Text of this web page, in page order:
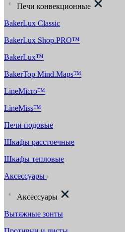
Печи конвекционные
BakerLux Classic
BakerLux Shop.PRO™
BakerLux™
BakerTop Mind.Maps™
LineMicro™
LineMiss™
Печи подовые
Шкафы расстоечные
Шкафы тепловые
Аксессуары
Аксессуары
Вытяжные зонты